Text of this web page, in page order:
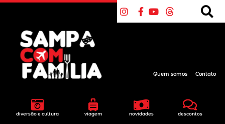
diversão e cultura viagem novidades descontos
Quem somos Contato